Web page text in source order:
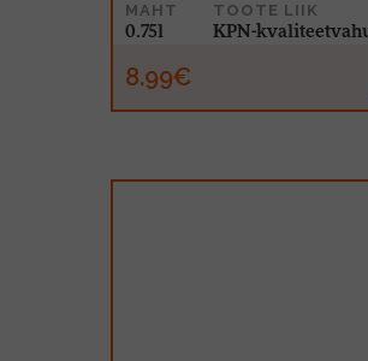
MAHT
0.75l
TOOTE LIIK
KPN-
8.99€